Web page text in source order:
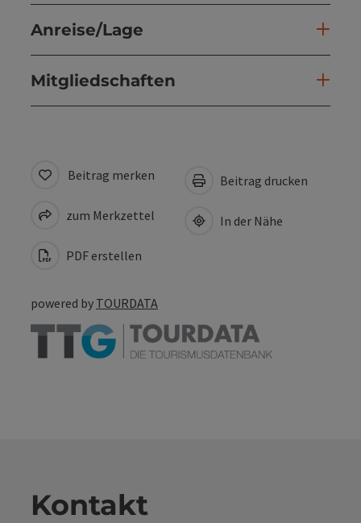
Anreise/Lage
Mitgliedschaften
Beitrag merken
zum Merkzettel
PDF erstellen
Beitrag drucken
In der Nähe
powered by TOURDATA
Kontakt